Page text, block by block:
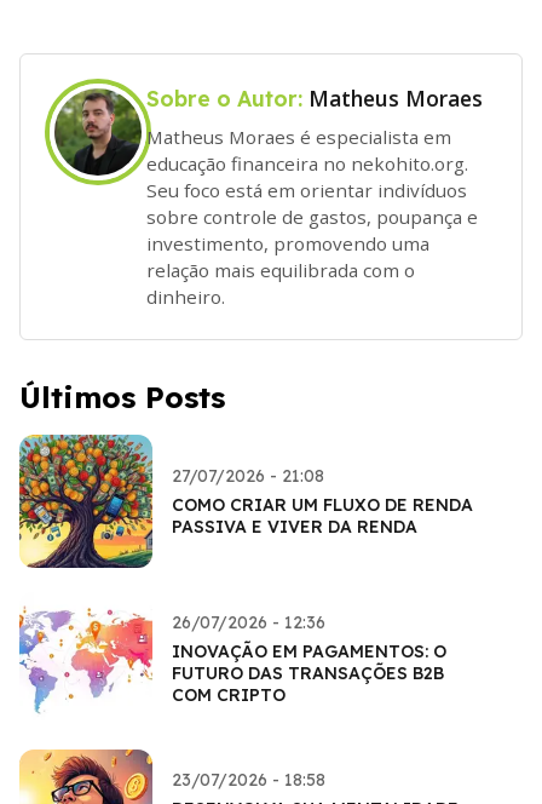
Sobre o Autor: Matheus Moraes
Matheus Moraes é especialista em
educação financeira no nekohito.org.
Seu foco está em orientar indivíduos
sobre controle de gastos, poupança e
investimento, promovendo uma
relação mais equilibrada com o
dinheiro.
Últimos Posts
27/07/2026 - 21:08
COMO CRIAR UM FLUXO DE RENDA
PASSIVA E VIVER DA RENDA
26/07/2026 - 12:36
INOVAÇÃO EM PAGAMENTOS: O
FUTURO DAS TRANSAÇÕES B2B
COM CRIPTO
23/07/2026 - 18:58